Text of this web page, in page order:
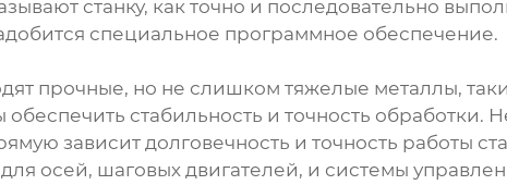
станку, как точно и последовательно
специальное программное обеспечение.
прочные, но не слишком тяжелые металлы,
стабильность и точность обработки.
зависит долговечность и точность работы
осей, шаговых двигателей, и системы